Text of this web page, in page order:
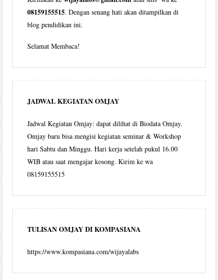
08159155515. Dengan senang hati akan ditampilkan di
blog pendidikan ini.
Selamat Membaca!
JADWAL KEGIATAN OMJAY
Jadwal Kegiatan Omjay: dapat dilihat di Biodata Omjay.
Omjay baru bisa mengisi kegiatan seminar & Workshop
hari Sabtu dan Minggu. Hari kerja setelah pukul 16.00
WIB atau saat mengajar kosong. Kirim ke wa
08159155515
TULISAN OMJAY DI KOMPASIANA
https://www.kompasiana.com/wijayalabs